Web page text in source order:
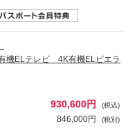
機ELテレビ 4K有機ELビエラ
930,600円 (税込)
846,000円 (税別)